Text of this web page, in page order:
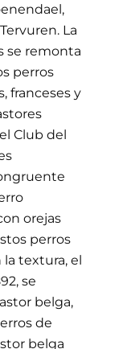
La
se remonta
perros
franceses y
Club del
orejas
perros
textura, el
se
belga,
de
belga